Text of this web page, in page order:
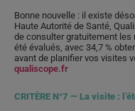
Bonne nouvelle : il existe
Haute Autorité de Santé,
de consulter gratuitement les
été évalués, avec 34,7 %
avant de planifier vos visites
qualiscope.fr
CRITÈRE N°7 — La visite :